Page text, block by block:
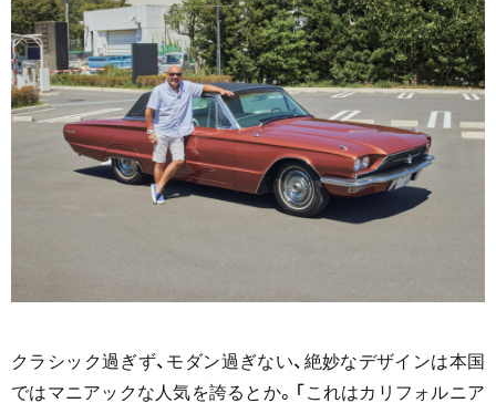
クラシック過ぎず、モダン過ぎない、絶妙なデザインは本国
ではマニアックな人気を誇るとか。「これはカリフォルニア